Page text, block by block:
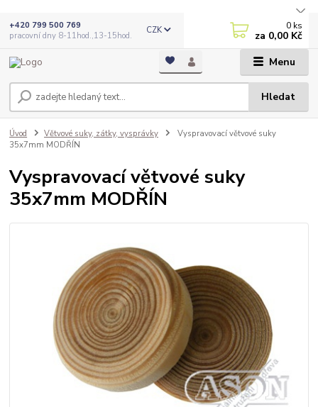
Menu
CZK
Hledat
+420 799 500 769
pracovní dny 8-11hod.,13-15hod.
0 ks
za 0,00 Kč
Úvod Větvové suky, zátky, vysprávky
Vyspravovací větvové suky
35x7mm MODŘÍN
Vyspravovací větvové suky
35x7mm MODŘÍN